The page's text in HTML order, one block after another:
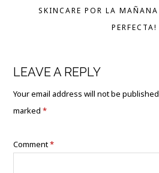
SKINCARE POR LA
PERFECTA!
LEAVE A REPLY
Your email address will not be
marked*
Comment*